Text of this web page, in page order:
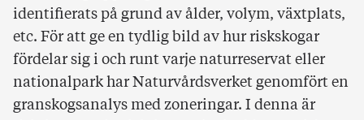
identifierats på grund av ålder, volym, växtplats,
etc. För att ge en tydlig bild av hur riskskogar
fördelar sig i och runt varje naturreservat eller
nationalpark har Naturvårdsverket genomfört en
granskogsanalys med zoneringar. I denna är